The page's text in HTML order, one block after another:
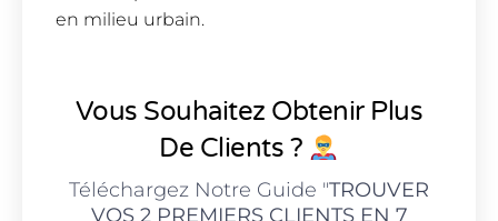
en milieu urbain.
Vous Souhaitez Obtenir Plus
De Clients ?
Téléchargez Notre Guide "TROUVER
VOS 2 PREMIERS CLIENTS EN 7